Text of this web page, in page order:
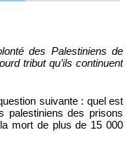
des Palestiniens de
tribut qu’ils continuent
suivante : quel est
palestiniens des prisons
mort de plus de 15 000